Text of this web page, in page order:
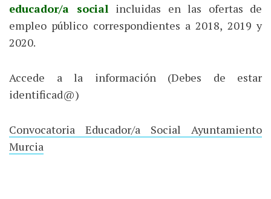
educador/a social incluidas en las ofertas de
empleo público correspondientes a 2018, 2019 y
2020.
Accede a la información (Debes de estar
identificad@)
Convocatoria Educador/a Social Ayuntamiento
Murcia